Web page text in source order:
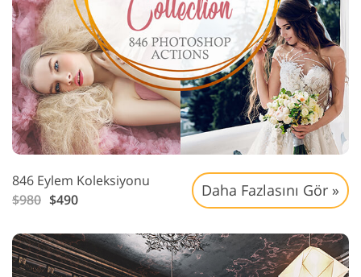
846 Eylem Koleksiyonu
$980 $490
Daha Fazlasını Gör »